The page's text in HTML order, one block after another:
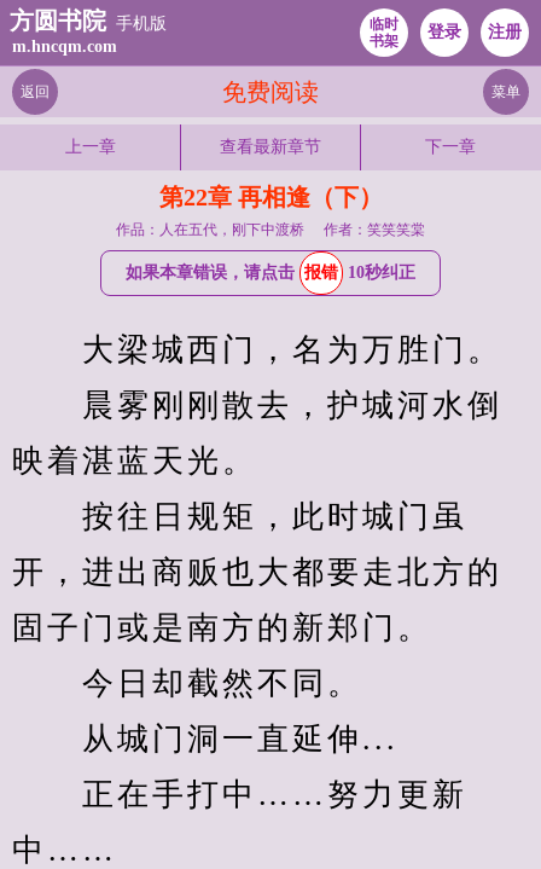
方圆书院 手机版
m.hncqm.com
临时
书架
登录 注册
免费阅读
返回 菜单
上一章 查看最新章节 下一章
第22章 再相逢（下）
作品：人在五代，刚下中渡桥 作者：笑笑笑棠
如果本章错误，请点击 报错 10秒纠正
大梁城西门，名为万胜门。
晨雾刚刚散去，护城河水倒
映着湛蓝天光。
按往日规矩，此时城门虽
开，进出商贩也大都要走北方的
固子门或是南方的新郑门。
今日却截然不同。
从城门洞一直延伸...
正在手打中……努力更新
中……